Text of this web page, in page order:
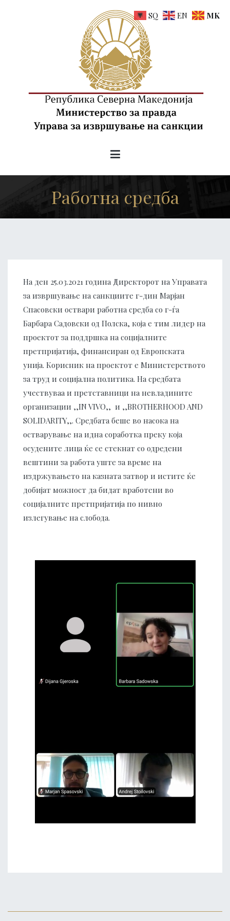
Работна средба
На ден 25.03.2021 година Директорот на Управата
за извршување на санкциите г-дин Марјан
Спасовски оствари работна средба со г-ѓа
Барбара Садовски од Полска, која е тим лидер на
проектот за поддршка на социјалните
претпријатија, финансиран од Европската
унија. Корисник на проектот е Министерството
за труд и социјална политика. На средбата
учествуваа и претставници на невладините
организации ,,IN VIVO,, и ,,BROTHERHOOD AND
SOLIDARITY,,. Средбата беше во насока на
остварување на идна соработка преку која
осудените лица ќе се стекнат со одредени
вештини за работа уште за време на
издржувањето на казната затвор и истите ќе
добијат можност да бидат вработени во
социјалните претпријатија по нивно
излегување на слобода.
SQ EN MK